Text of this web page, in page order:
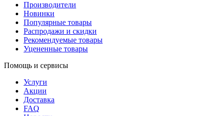
Производители
Новинки
Популярные товары
Распродажи и скидки
Рекомендуемые товары
Уцененные товары
Помощь и сервисы
Услуги
Акции
Доставка
FAQ